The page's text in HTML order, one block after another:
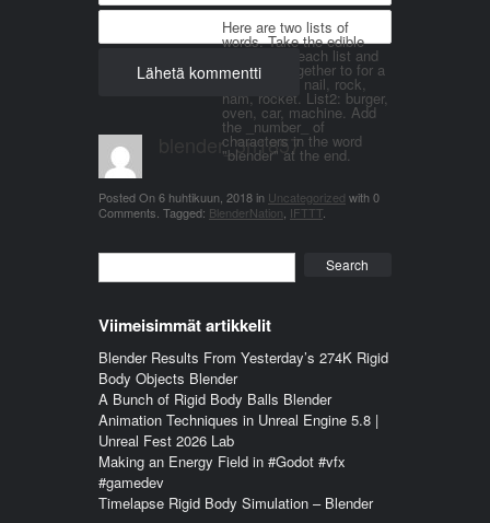
Here are two lists of
words. Take the edible
things from each list and
join them together to for a
word. List 1: nail, rock,
ham, rocket. List2: burger,
oven, car, machine. Add
the _number_ of
characters in the word
"blender" at the end.
blender_3n1857
Posted On6 huhtikuun, 2018in Uncategorized with0
Comments Tagged: BlenderNation IFTTT
Viimeisimmät artikkelit
Blender Results From Yesterday’s 274K Rigid
Body Objects Blender
A Bunch of Rigid Body Balls Blender
Animation Techniques in Unreal Engine 5.8 |
Unreal Fest 2026 Lab
Making an Energy Field in #Godot #vfx
#gamedev
Timelapse Rigid Body Simulation – Blender